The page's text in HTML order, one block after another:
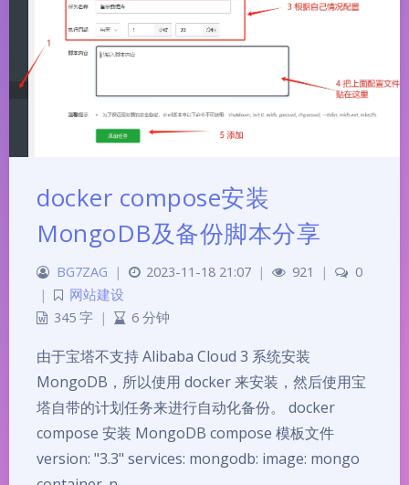
docker compose安装
MongoDB及备份脚本分享
BG7ZAG | 2023-11-18 21:07 | 921 |
0
|
网站建设
345 字 | 6 分钟
由于宝塔不支持 Alibaba Cloud 3 系统安装
MongoDB，所以使用 docker 来安装，然后使用宝
塔自带的计划任务来进行自动化备份。 docker
compose 安装 MongoDB compose 模板文件
version: "3.3" services: mongodb: image: mongo